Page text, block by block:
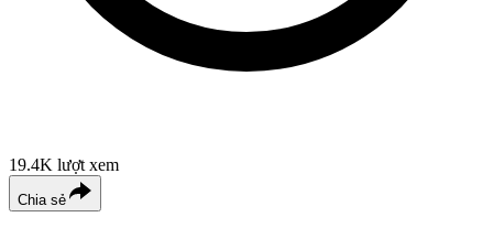
19.4K lượt xem
Chia sẻ